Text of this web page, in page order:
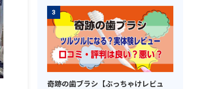
3
奇跡の歯ブラシ【ぶっちゃけレビュ